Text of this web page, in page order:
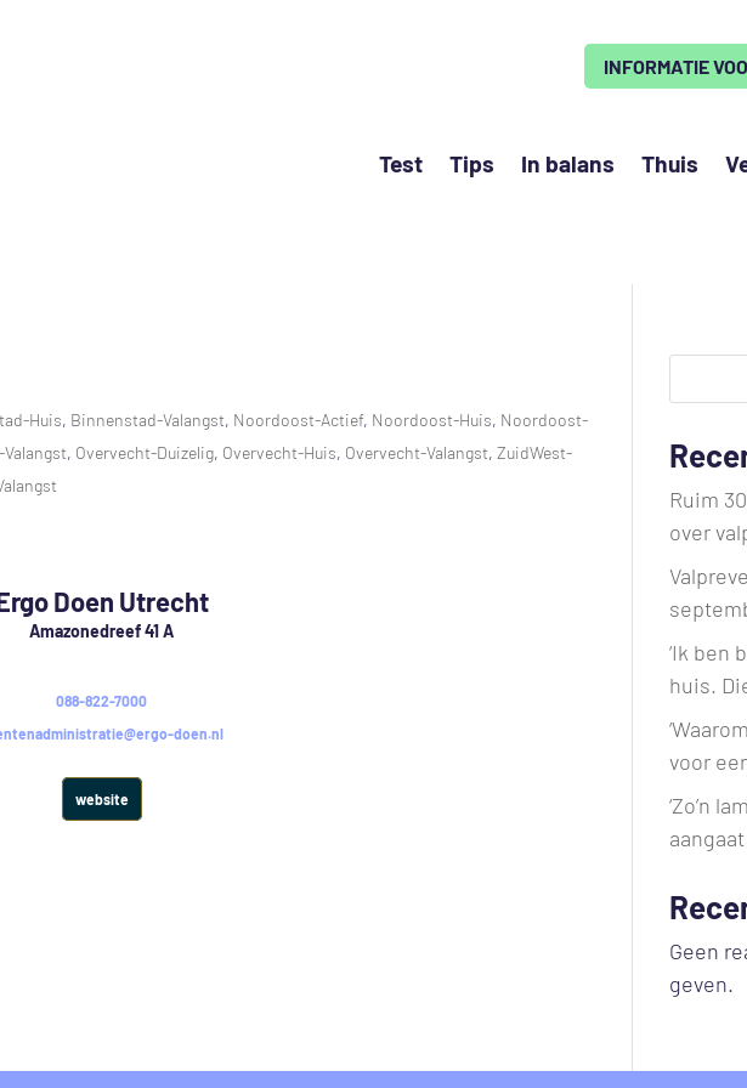
INFORMATIE
Test Tips In balans Thuis
Huis, Binnenstad-Valangst, Noordoost-Actief, Noordoost-Huis, Noordoost-
, Overvecht-Duizelig, Overvecht-Huis, Overvecht-Valangst, ZuidWest-
Doen Utrecht
Amazonedreef 41 A
088-822-7000
doen.nl
website
Ruim
over
‘Ik ben
huis.
voor
‘Zo’n
Geen
geven.